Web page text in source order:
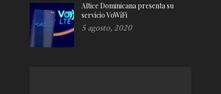
Altice Dominicana presenta su
servicio VoWiFi
5 agosto, 2020